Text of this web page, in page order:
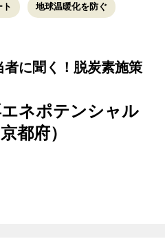
ト 地球温暖化を防ぐ
に聞く！脱炭素施策
ネポテンシャル
都府）